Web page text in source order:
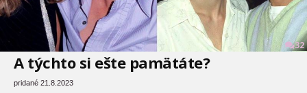
32
A týchto si ešte pamätáte?
pridané 21.8.2023